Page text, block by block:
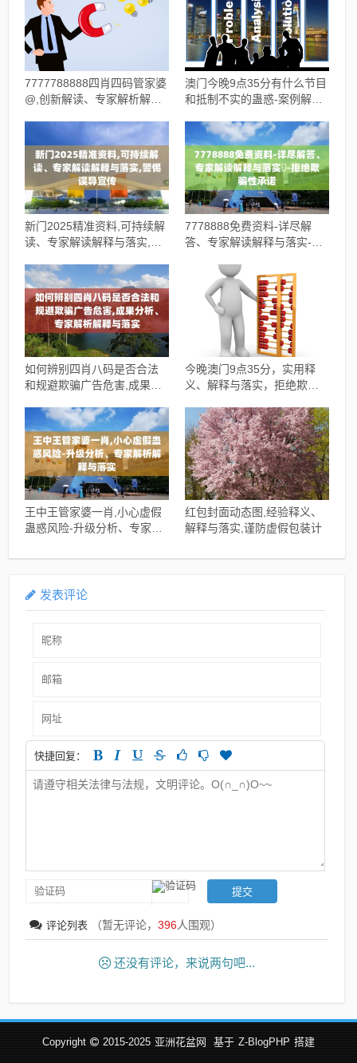
7777788888四肖四码管家婆
@,创新解读、专家解析解释
澳门今晚9点35分有什么节目
和抵制不实的蛊惑-案例解
新门2025精准资料,可持续解
读、专家解读解释与落实,警
7778888免费资料-详尽解
答、专家解读解释与落实​-拒
如何辨别四肖八码是否合法
和规避欺骗广告危害,成果分
今晚澳门9点35分，实用释
义、解释与落实，拒绝欺骗
王中王管家婆一肖,小心虚假
蛊惑风险-升级分析、专家解
红包封面动态图,经验释义、
解释与落实,谨防虚假包装计
发表评论
快捷回复：
评论列表 （暂无评论，396人围观）
还没有评论，来说两句吧...
Copyright 2015-2025 亚洲花盆网 基于 Z-BlogPHP 搭建